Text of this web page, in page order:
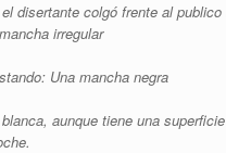
disertante colgó frente al publico
irregular
Una mancha negra
aunque tiene una